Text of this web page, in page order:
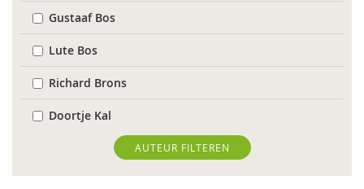
Gustaaf Bos
Lute Bos
Richard Brons
Doortje Kal
Jeroen Knevel
Jaap Wijkstra
AUTEUR FILTEREN